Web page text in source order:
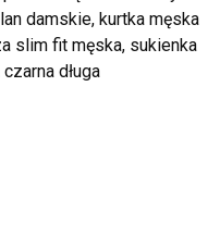
damskie, kurtka męska
slim fit męska, sukienka
długa